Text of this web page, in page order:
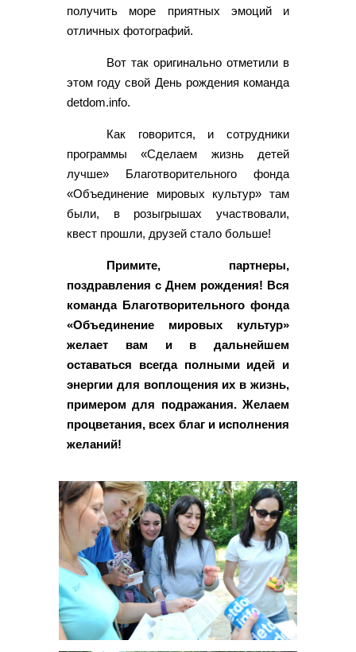
получить море приятных эмоций и
отличных фотографий.
Вот так оригинально отметили в
этом году свой День рождения команда
detdom.info.
Как говорится, и сотрудники
программы «Сделаем жизнь детей
лучше» Благотворительного фонда
«Объединение мировых культур» там
были, в розыгрышах участвовали,
квест прошли, друзей стало больше!
Примите, партнеры,
поздравления с Днем рождения! Вся
команда Благотворительного фонда
«Объединение мировых культур»
желает вам и в дальнейшем
оставаться всегда полными идей и
энергии для воплощения их в жизнь,
примером для подражания. Желаем
процветания, всех благ и исполнения
желаний!